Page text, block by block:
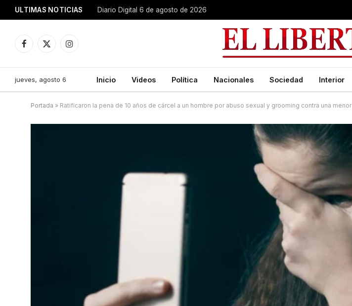
ULTIMAS NOTICIAS Diario Digital 6 de agosto de 2026
Facebook
X
Instagram
jueves, agosto 6 Inicio Videos Política Nacionales Sociedad Interior
Portada » Ratificaron la pena de 10 años de cárcel a un hombre por abuso sexual y grooming contra una menor